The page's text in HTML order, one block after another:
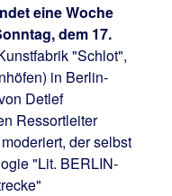
eine Woche
dem 17.
"Schlot",
in Berlin-
Detlef
Ressortleiter
der selbst
"Lit. BERLIN-